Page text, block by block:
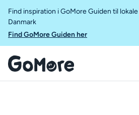
Find inspiration i GoMore Guiden til
Danmark
Find GoMore Guiden her